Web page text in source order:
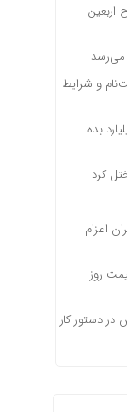
اربعین
می‌رسد
و شرایط
با سهمیه اقامت / ۸ میلیارد بده
کرد
اعزام
روز
در دستور کار